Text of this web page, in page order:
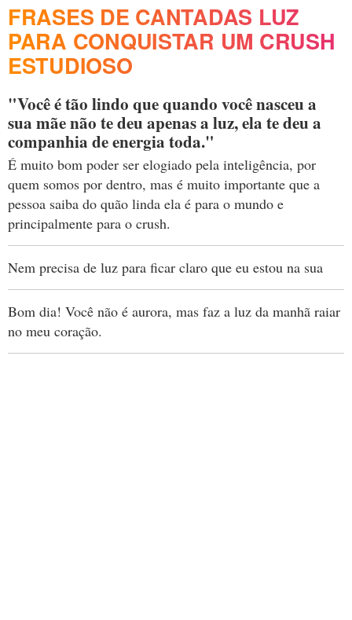
FRASES DE CANTADAS LUZ
PARA CONQUISTAR UM CRUSH
ESTUDIOSO
"Você é tão lindo que quando você nasceu a
sua mãe não te deu apenas a luz, ela te deu a
companhia de energia toda."
É muito bom poder ser elogiado pela inteligência, por
quem somos por dentro, mas é muito importante que a
pessoa saiba do quão linda ela é para o mundo e
principalmente para o crush.
Nem precisa de luz para ficar claro que eu estou na sua
Bom dia! Você não é aurora, mas faz a luz da manhã raiar
no meu coração.